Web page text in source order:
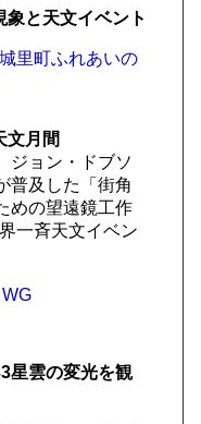
と天文イベント
里町ふれあいの
文月間
ジョン・ドブソ
普及した「街角
めの望遠鏡工作
一斉天文イベン
星雲の変光を観